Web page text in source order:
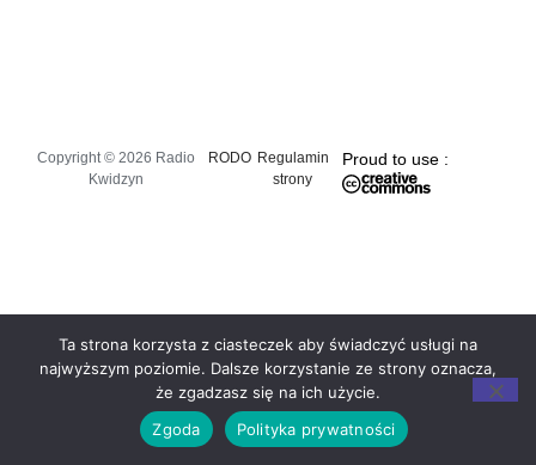
Copyright © 2026 Radio
Kwidzyn
RODO Regulamin
strony
Proud to use :
Ta strona korzysta z ciasteczek aby świadczyć usługi na
najwyższym poziomie. Dalsze korzystanie ze strony oznacza,
że zgadzasz się na ich użycie.
Zgoda
Polityka prywatności